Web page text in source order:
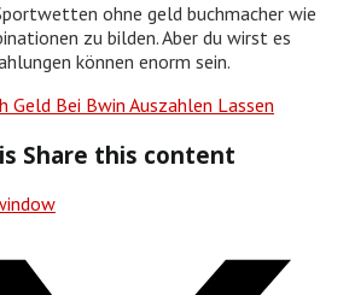
ohne geld buchmacher wie
zu bilden. Aber du wirst es
können enorm sein.
Geld Bei Bwin Auszahlen Lassen
Share this content